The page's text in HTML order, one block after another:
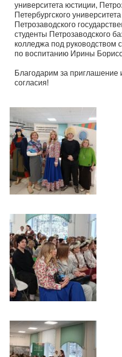
университета юстиции,
Петербургского
Петрозаводского
студенты Петрозаводского
колледжа под руководством
по воспитанию Ирины
Благодарим за
согласия!